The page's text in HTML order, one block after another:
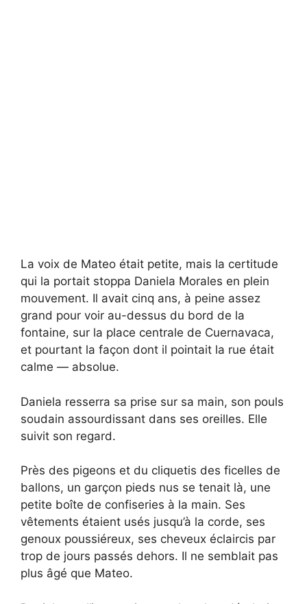
La voix de Mateo était petite, mais la certitude
qui la portait stoppa Daniela Morales en plein
mouvement. Il avait cinq ans, à peine assez
grand pour voir au-dessus du bord de la
fontaine, sur la place centrale de Cuernavaca,
et pourtant la façon dont il pointait la rue était
calme — absolue.
Daniela resserra sa prise sur sa main, son pouls
soudain assourdissant dans ses oreilles. Elle
suivit son regard.
Près des pigeons et du cliquetis des ficelles de
ballons, un garçon pieds nus se tenait là, une
petite boîte de confiseries à la main. Ses
vêtements étaient usés jusqu’à la corde, ses
genoux poussiéreux, ses cheveux éclaircis par
trop de jours passés dehors. Il ne semblait pas
plus âgé que Mateo.